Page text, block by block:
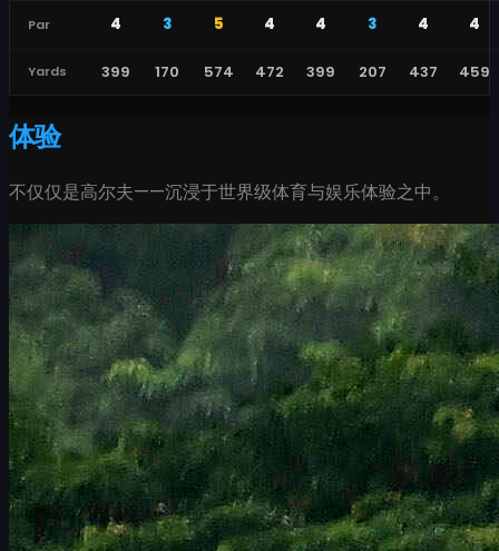
Par 4 3 5 4 4 3 4 4
Yards 399 170 574 472 399 207 437 459
体验
不仅仅是高尔夫——沉浸于世界级体育与娱乐体验之中。